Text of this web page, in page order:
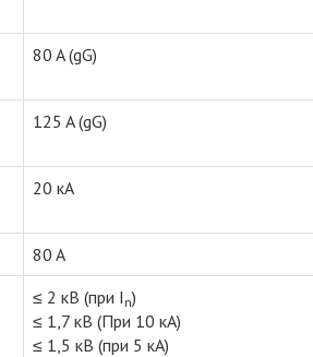
80 A (gG)
125 A (gG)
20 кA
80 A
≤ 2 кВ (при I n)
≤ 1,7 кВ (При 10 кА)
≤ 1,5 кВ (при 5 кА)